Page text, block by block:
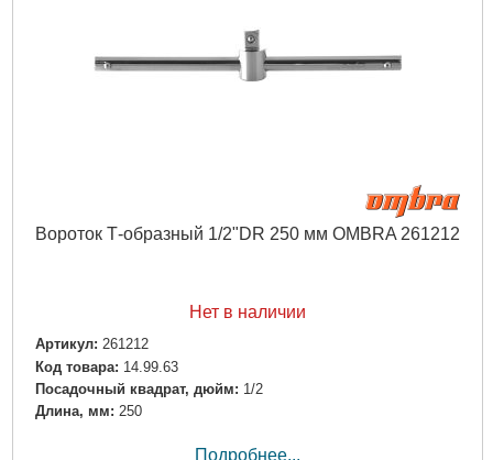
Вороток Т-образный 1/2"DR 250 мм OMBRA 261212
Нет в наличии
Артикул: 261212
Код товара: 14.99.63
Посадочный квадрат, дюйм: 1/2
Длина, мм: 250
Подробнее...